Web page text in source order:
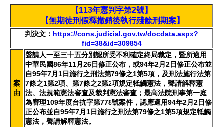
【113年憲判字第2號】
【無期徒刑假釋撤銷後執行殘餘刑期案】
判決文： https://cons.judicial.gov.tw/docdata.aspx?
fid=38&id=309854
案
由
聲請人一至三十五分別認所受不利確定終局裁定，暨所適用
中華民國86年11月26日修正公布，或94年2月2日修正公布並
自95年7月1日施行之刑法第79條之1第5項，及刑法施行法第
7條之1第2項、第7條之2第2項規定牴觸憲法，聲請解釋憲
法、法規範憲法審查及裁判憲法審查；最高法院刑事第一庭
為審理109年度台抗字第778號案件，認應適用94年2月2日修
正公布並自95年7月1日施行之刑法第79條之1第5項規定牴觸
憲法，聲請解釋憲法。